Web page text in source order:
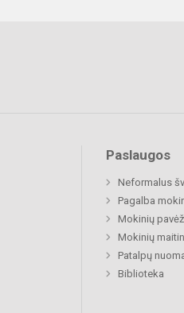
Paslaugos
Neformalus
Pagalba
Mokinių
Mokinių
Patalpų
Biblioteka